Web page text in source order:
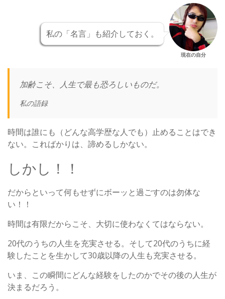
私の「名言」も紹介しておく。
現在の自分
加齢こそ、人生で最も恐ろしいものだ。
私の語録
時間は誰にも（どんな高学歴な人でも）止めることはでき
ない。こればかりは、諦めるしかない。
しかし！！
だからといって何もせずにボーッと過ごすのは勿体な
い！！
時間は有限だからこそ、大切に使わなくてはならない。
20代のうちの人生を充実させる。そして20代のうちに経
験したことを生かして30歳以降の人生も充実させる。
いま、この瞬間にどんな経験をしたのかでその後の人生が
決まるだろう。